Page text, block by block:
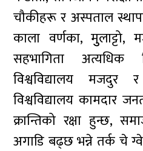
चौकीहरू र अस्पताल
काला वर्णका, मुुलाट्टो,
सहभागिता
विश्वविद्यालय मजदुर
विश्वविद्यालय कामदार
क्रान्तिको रक्षा हुन्छ,
अगाडि बढ्छ भन्ने तर्क चे